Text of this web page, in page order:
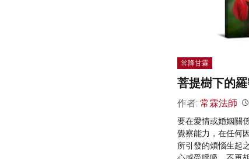
常降甘霖
菩提樹下的
作者: 常霖法師
要在愛情或婚姻關
覺察能力，在任何
所引發的煩惱生起